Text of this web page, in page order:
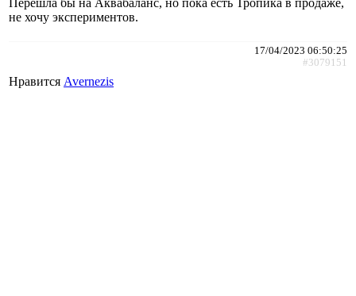
не хочу экспериментов.
17/04/2023 06:50:25
#3079151
Нравится Avernezis